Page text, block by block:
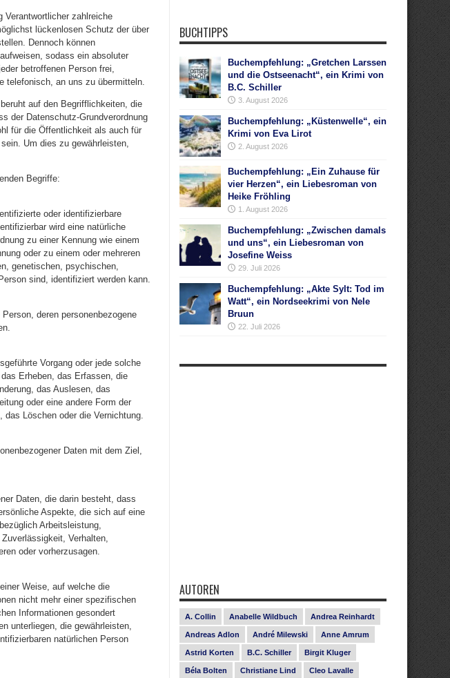
Verantwortlicher zahlreiche
lückenlosen Schutz der über
Dennoch können
sodass ein absoluter
betroffenen Person frei,
telefonisch, an uns zu übermitteln.
auf den Begrifflichkeiten, die
der Datenschutz-Grundverordnung
für die Öffentlichkeit als auch für
Um dies zu gewährleisten,
Begriffe:
oder identifizierbare
wird eine natürliche
zu einer Kennung wie einem
oder zu einem oder mehreren
genetischen, psychischen,
sind, identifiziert werden kann.
deren personenbezogene
Vorgang oder jede solche
Erheben, das Erfassen, die
das Auslesen, das
oder eine andere Form der
das Löschen oder die Vernichtung.
Daten mit dem Ziel,
Daten, die darin besteht, dass
Aspekte, die sich auf eine
Arbeitsleistung,
Verhalten,
oder vorherzusagen.
Weise, auf welche die
nicht mehr einer spezifischen
Informationen gesondert
unterliegen, die gewährleisten,
natürlichen Person
BUCHTIPPS
Buchempfehlung: „Gretchen Larssen
und die Ostseenacht“, ein Krimi von
B.C. Schiller
3. August 2026
Buchempfehlung: „Küstenwelle“, ein
Krimi von Eva Lirot
2. August 2026
Buchempfehlung: „Ein Zuhause für
vier Herzen“, ein Liebesroman von
Heike Fröhling
1. August 2026
Buchempfehlung: „Zwischen damals
und uns“, ein Liebesroman von
Josefine Weiss
29. Juli 2026
Buchempfehlung: „Akte Sylt: Tod im
Watt“, ein Nordseekrimi von Nele
Bruun
22. Juli 2026
AUTOREN
A. Collin Anabelle Wildbuch Andrea Reinhardt
Andreas Adlon André Milewski Anne Amrum
Astrid Korten B.C. Schiller Birgit Kluger
Béla Bolten Christiane Lind Cleo Lavalle